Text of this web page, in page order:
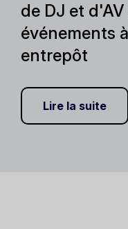
de DJ et
événements
entrepôt
Lire la suite